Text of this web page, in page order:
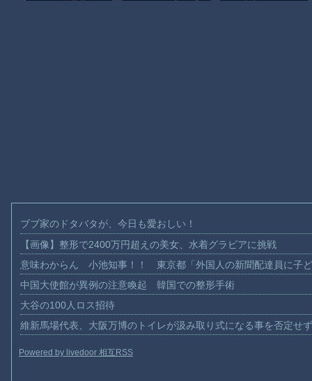
ブブ家のドタバタが、今日も愛おしい！
【画像】整形で2400万円超えの美女、水着グラビアに挑戦
意味わからん 小池知事！！ 東京都「外国人の新聞配達員に子
中国大使館が異例の注意喚起 韓国での整形手術
大谷の100人ロス招待
維新馬場代表、大阪万博のトイレが汲み取り式になる事を否定せ
Powered by livedoor 相互RSS